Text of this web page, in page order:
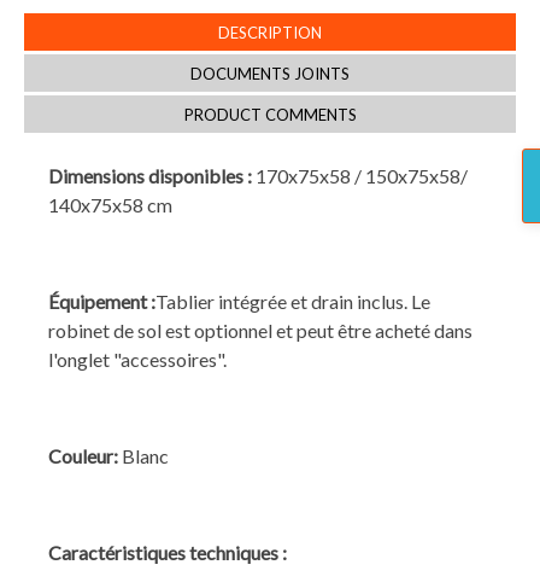
DESCRIPTION
DOCUMENTS JOINTS
PRODUCT COMMENTS
Dimensions disponibles : 170x75x58 / 150x75x58/
140x75x58 cm
Équipement :Tablier intégrée et drain inclus. Le
robinet de sol est optionnel et peut être acheté dans
l'onglet "accessoires".
Couleur: Blanc
Caractéristiques techniques :